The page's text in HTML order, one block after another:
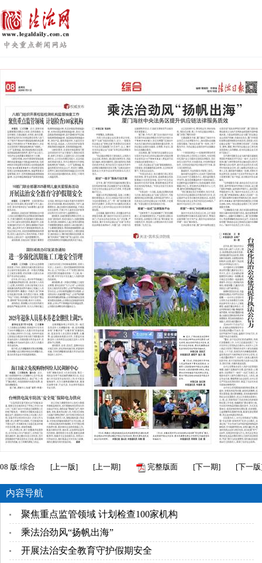
08 版:综合 [上一版] [上一期] 完整版面 [下一期] [下一版
内容导航
聚焦重点监管领域 计划检查100家机构
乘法治劲风“扬帆出海”
开展法治安全教育守护假期安全